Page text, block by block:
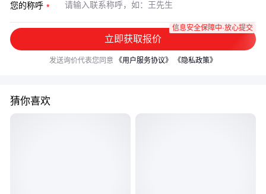
您的称呼
立即获取报价
信息安全保障中·放心提交
发送询价代表您同意 《用户服务协议》 《隐私政策》
猜你喜欢